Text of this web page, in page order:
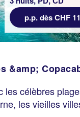
p.p. dès CHF
&amp;
célèbres
les vieilles